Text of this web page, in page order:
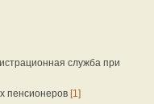
служба при
пенсионеров [1]